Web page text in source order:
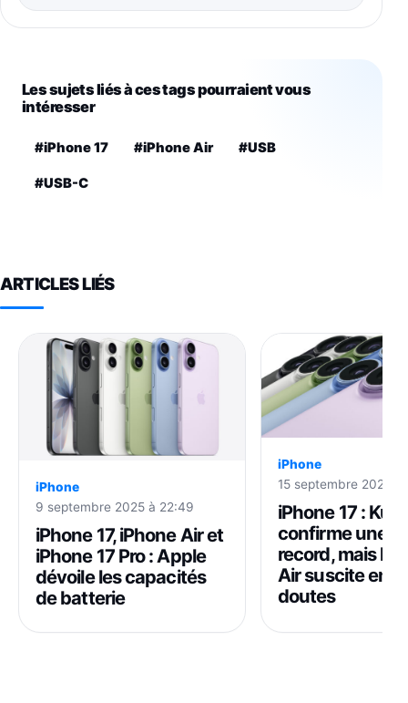
Les sujets liés à ces tags pourraient vous
intéresser
#iPhone 17 #iPhone Air #USB
#USB-C
ARTICLES LIÉS
iPhone
9 septembre 2025 à 22:49
iPhone 17, iPhone Air et
iPhone 17 Pro : Apple
dévoile les capacités
de batterie
iPhone
15 septembre 2025 à
iPhone 17 : Kuo
confirme une
record, mais
Air suscite
doutes